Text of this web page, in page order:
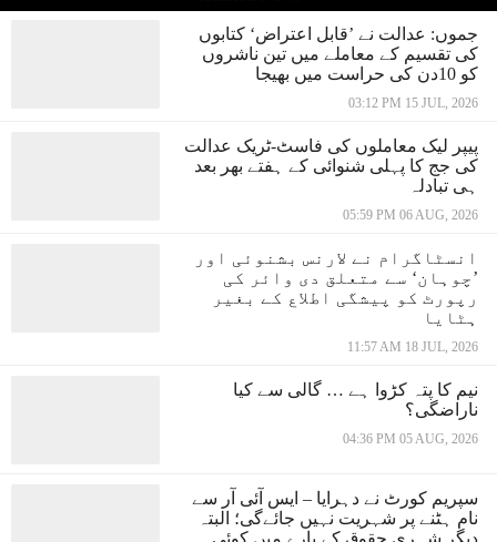
جموں: عدالت نے ’قابل اعتراض‘ کتابوں
کی تقسیم کے معاملے میں تین ناشروں
کو 10دن کی حراست میں بھیجا
03:12 PM 15 JUL, 2026
پیپر لیک معاملوں کی فاسٹ-ٹریک عدالت
کی جج کا پہلی شنوائی کے ہفتے بھر بعد
ہی تبادلہ
05:59 PM 06 AUG, 2026
انسٹاگرام نے لارنس بشنوئی اور
’چوہان‘ سے متعلق دی وائر کی
رپورٹ کو پیشگی اطلاع کے بغیر
ہٹایا
11:57 AM 18 JUL, 2026
نیم کا پتہ کڑوا ہے … گالی سے کیا
ناراضگی؟
04:36 PM 05 AUG, 2026
سپریم کورٹ نے دہرایا – ایس آئی آر سے
نام ہٹنے پر شہریت نہیں جائےگی؛ البتہ
دیگر شہری حقوق کے بارے میں کوئی